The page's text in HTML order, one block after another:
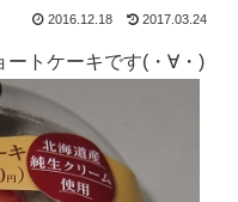
2016.12.18 2017.03.24
ートケーキです(・∀・)